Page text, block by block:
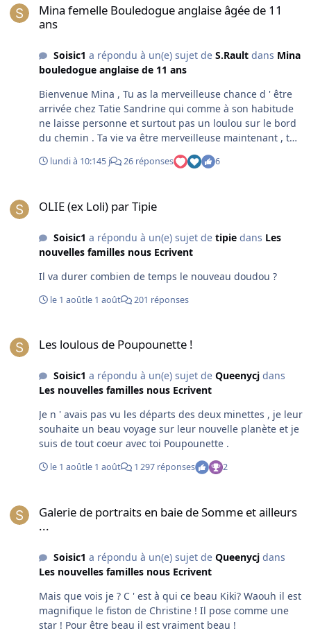
Mina femelle Bouledogue anglaise âgée de 11
ans
Soisic1 a répondu à un(e) sujet de S.Raultdans Mina
bouledogue anglaise de 11 ans
Bienvenue Mina , Tu as la merveilleuse chance d ' être
arrivée chez Tatie Sandrine qui comme à son habitude
ne laisse personne et surtout pas un loulou sur le bord
du chemin . Ta vie va être merveilleuse maintenant , tu
vas avoir des copains , on va bien s' occuper de toi et tu
vas redevenir une belle petite fifille .
lundi à 10:145 j 26 réponses 6
OLIE (ex Loli) par Tipie
Soisic1 a répondu à un(e) sujet de tipiedans Les
nouvelles familles nous Ecrivent
Il va durer combien de temps le nouveau doudou ?
le 1 aoûtle 1 août 201 réponses
Les loulous de Poupounette !
Soisic1 a répondu à un(e) sujet de Queenycjdans
Les nouvelles familles nous Ecrivent
Je n ' avais pas vu les départs des deux minettes , je leur
souhaite un beau voyage sur leur nouvelle planète et je
suis de tout coeur avec toi Poupounette .
le 1 aoûtle 1 août 1 297 réponses 2
Galerie de portraits en baie de Somme et ailleurs
...
Soisic1 a répondu à un(e) sujet de Queenycjdans
Les nouvelles familles nous Ecrivent
Mais que vois je ? C ' est à qui ce beau Kiki? Waouh il est
magnifique le fiston de Christine ! Il pose comme une
star ! Pour être beau il est vraiment beau !